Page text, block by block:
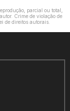
parcial ou total,
Crime de violação de
de direitos autorais